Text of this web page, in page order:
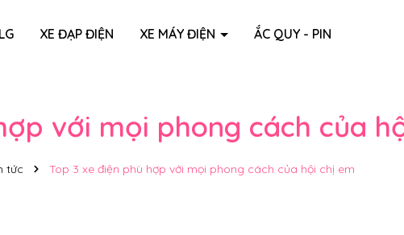
XE ĐẠP ĐIỆN XE MÁY ĐIỆN ẮC QUY - PIN
với mọi phong cách của
tức Top 3 xe điện phù hợp với mọi phong cách của hội chị em